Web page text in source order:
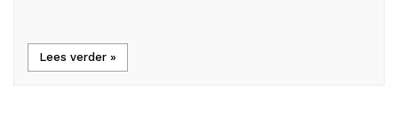
Lees verder »